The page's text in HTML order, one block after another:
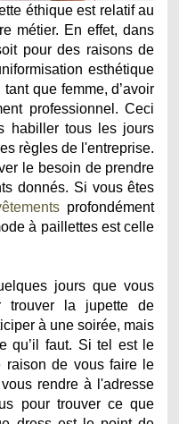
éthique est relatif au
métier. En effet, dans
pour des raisons de
esthétique
que femme, d’avoir
professionnel. Ceci
habiller tous les jours
règles de l'entreprise.
le besoin de prendre
donnés. Si vous êtes
profondément
à paillettes est celle
jours que vous
trouver la jupette de
à une soirée, mais
qu’il faut. Si tel est le
raison de vous faire le
rendre à l'adresse
pour trouver ce que